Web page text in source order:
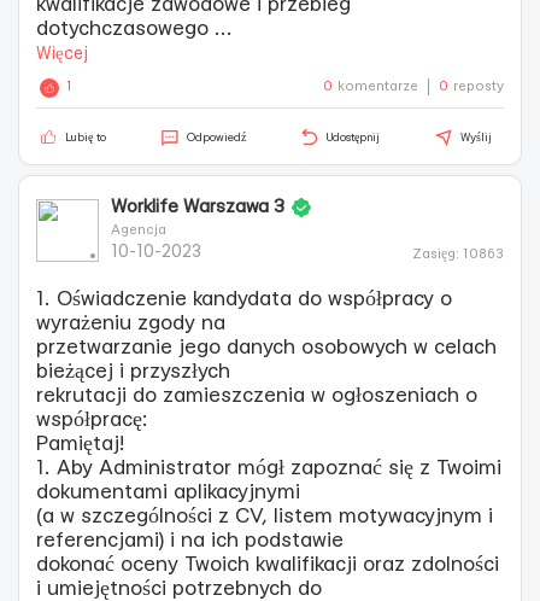
kwalifikacje zawodowe i przebieg
dotychczasowego ...
Więcej
1 0 komentarze 0 reposty
Lubię to Odpowiedź Udostępnij Wyślij
Worklife Warszawa 3
Agencja
10-10-2023 Zasięg: 10863
1. Oświadczenie kandydata do współpracy o
wyrażeniu zgody na
przetwarzanie jego danych osobowych w celach
bieżącej i przyszłych
rekrutacji do zamieszczenia w ogłoszeniach o
współpracę:
Pamiętaj!
1. Aby Administrator mógł zapoznać się z Twoimi
dokumentami aplikacyjnymi
(a w szczególności z CV, listem motywacyjnym i
referencjami) i na ich podstawie
dokonać oceny Twoich kwalifikacji oraz zdolności
i umiejętności potrzebnych do